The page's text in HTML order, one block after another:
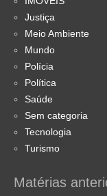
Justiça
Meio Ambiente
Mundo
Polícia
Política
Saúde
Sem categoria
Tecnologia
Turismo
Matérias